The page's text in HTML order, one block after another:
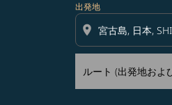
出発地
location_on
ルート (出発地およ